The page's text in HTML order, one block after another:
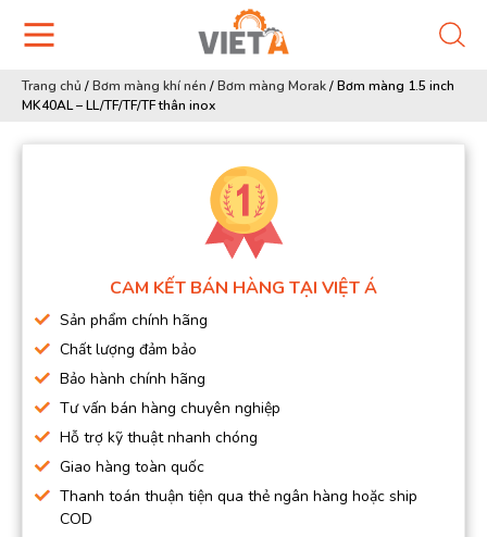
Trang chủ /Bơm màng khí nén /Bơm màng Morak/Bơm màng 1.5 inch
MK40AL – LL/TF/TF/TF thân inox
CAM KẾT BÁN HÀNG TẠI VIỆT Á
Sản phẩm chính hãng
Chất lượng đảm bảo
Bảo hành chính hãng
Tư vấn bán hàng chuyên nghiệp
Hỗ trợ kỹ thuật nhanh chóng
Giao hàng toàn quốc
Thanh toán thuận tiện qua thẻ ngân hàng hoặc ship
COD